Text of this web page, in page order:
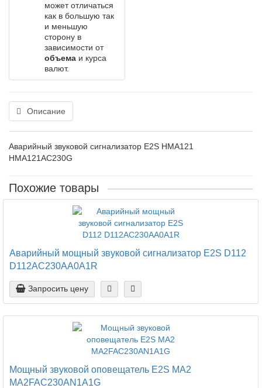
может отличаться
как в большую так
и меньшую
сторону в
зависимости от
объема и курса
валют.
Описание
Аварийный звуковой сигнализатор E2S HMA121
HMA121AC230G
Похожие товары
Аварийный мощный звуковой сигнализатор E2S D112
D112AC230AA0A1R
Запросить цену
Мощный звуковой оповещатель E2S MA2
MA2FAC230AN1A1G